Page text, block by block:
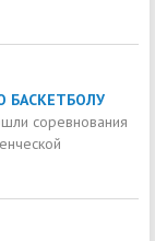
БАСКЕТБОЛУ
соревнования